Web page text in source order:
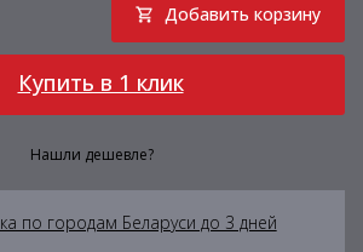
Добавить корзину
Купить в 1 клик
Нашли дешевле?
по городам Беларуси до 3 дней